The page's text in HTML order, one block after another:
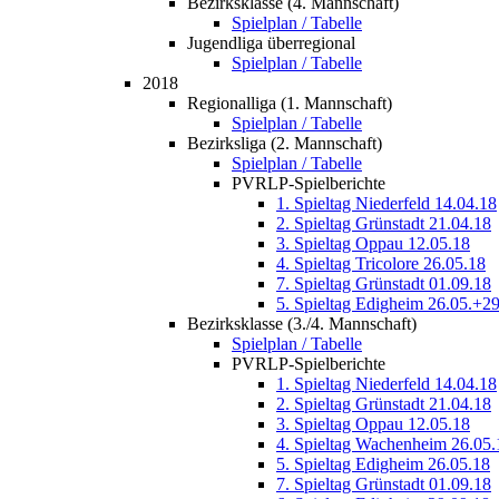
Spielplan / Tabelle
Jugendliga überregional
Spielplan / Tabelle
2018
Regionalliga (1. Mannschaft)
Spielplan / Tabelle
Bezirksliga (2. Mannschaft)
Spielplan / Tabelle
PVRLP-Spielberichte
1. Spieltag Niederfeld 14.04.18
2. Spieltag Grünstadt 21.04.18
3. Spieltag Oppau 12.05.18
4. Spieltag Tricolore 26.05.18
7. Spieltag Grünstadt 01.09.18
5. Spieltag Edigheim
Bezirksklasse (3./4. Mannschaft)
Spielplan / Tabelle
PVRLP-Spielberichte
1. Spieltag Niederfeld 14.04.18
2. Spieltag Grünstadt 21.04.18
3. Spieltag Oppau 12.05.18
4. Spieltag Wachenheim
5. Spieltag Edigheim 26.05.18
7. Spieltag Grünstadt 01.09.18